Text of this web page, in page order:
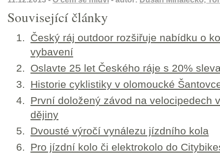
Související články
Český ráj outdoor rozšiřuje nabídku o
vybavení
Oslavte 25 let Českého ráje s 20%
Historie cyklistiky v olomoucké
První doložený závod na velocipedech
dějiny
Dvousté výročí vynálezu jízdního kola
Pro jízdní kolo či elektrokolo do